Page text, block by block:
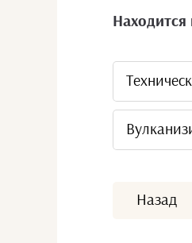
Находится
Назад